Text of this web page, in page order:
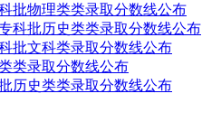
批物理类类录取分数线公布
科批历史类类录取分数线公布
批文科类录取分数线公布
类录取分数线公布
历史类类录取分数线公布